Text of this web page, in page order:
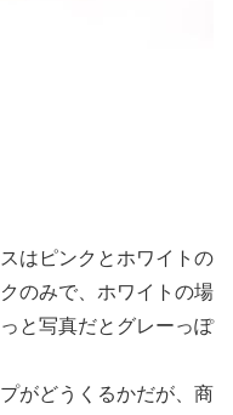
はピンクとホワイトの
のみで、ホワイトの場
と写真だとグレーっぽ
がどうくるかだが、商